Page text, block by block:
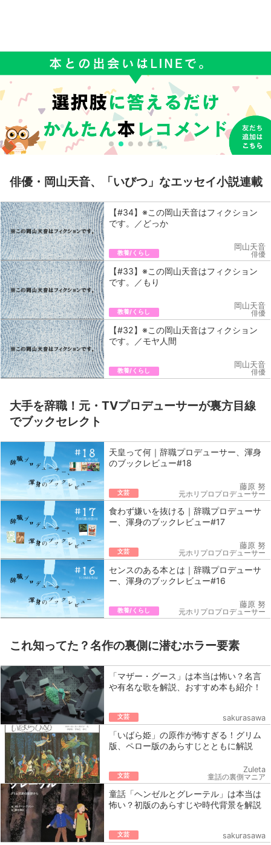
俳優・岡山天音、「いびつ」なエッセイ小説連載
【#34】※この岡山天音はフィクション
です。／どっか
教養/くらし
岡山天音
俳優
【#33】※この岡山天音はフィクション
です。／もり
教養/くらし
岡山天音
俳優
【#32】※この岡山天音はフィクション
です。／モヤ人間
教養/くらし
岡山天音
俳優
大手を辞職！元・TVプロデューサーが裏方目線
でブックセレクト
天皇って何｜辞職プロデューサー、渾身
のブックレビュー#18
文芸
藤原 努
元ホリプロプロデューサー
食わず嫌いを抜ける｜辞職プロデューサ
ー、渾身のブックレビュー#17
文芸
藤原 努
元ホリプロプロデューサー
センスのある本とは｜辞職プロデューサ
ー、渾身のブックレビュー#16
教養/くらし
藤原 努
元ホリプロプロデューサー
これ知ってた？名作の裏側に潜むホラー要素
「マザー・グース」は本当は怖い？名言
や有名な歌を解説、おすすめ本も紹介！
文芸 sakurasawa
「いばら姫」の原作が怖すぎる！グリム
版、ペロー版のあらすじとともに解説
文芸
Zuleta
童話の裏側マニア
童話「ヘンゼルとグレーテル」は本当は
怖い？初版のあらすじや時代背景を解説
文芸 sakurasawa